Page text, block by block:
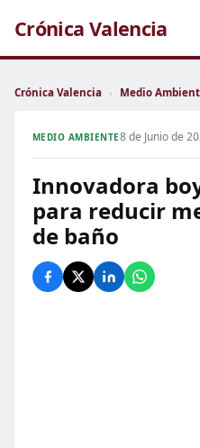
Crónica Valencia
Crónica Valencia › Medio
MEDIO AMBIENTE8 de Junio de
Innovadora
para reducir
de baño